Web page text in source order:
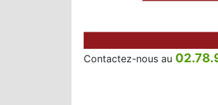
Contactez-nous au